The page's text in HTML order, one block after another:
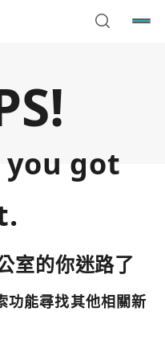
you got
室的你迷路了
功能尋找其他相關新
繼續
或空白處，即可回到加密